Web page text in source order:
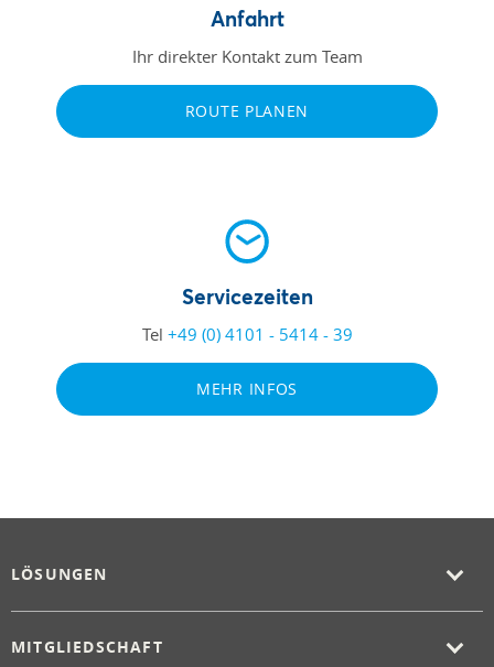
Anfahrt
Ihr direkter Kontakt zum Team
ROUTE PLANEN
Servicezeiten
Tel +49 (0) 4101 - 5414 - 39
MEHR INFOS
LÖSUNGEN
MITGLIEDSCHAFT